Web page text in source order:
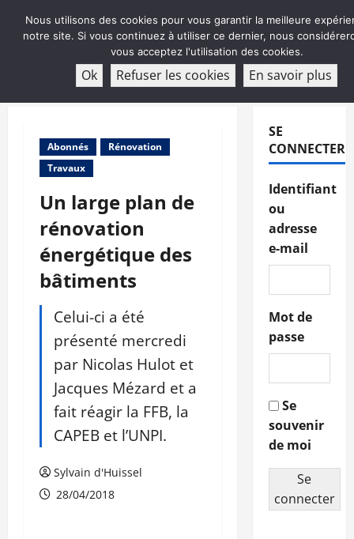
ABONNEMENT
Abonnés
Rénovation
Travaux
Un large plan de
rénovation
énergétique des
bâtiments
Celui-ci a été
présenté mercredi
par Nicolas Hulot et
Jacques Mézard et a
fait réagir la FFB, la
CAPEB et l’UNPI.
Sylvain d'Huissel
28/04/2018
SE
CONNECTER
Identifiant
ou
adresse
e-mail
Mot de
passe
Se
souvenir
de moi
Se
connecter
Nous utilisons des cookies pour vous garantir la meilleure
notre site. Si vous continuez à utiliser ce dernier, nous
vous acceptez l'utilisation des cookies.
Ok Refuser les cookies En savoir plus